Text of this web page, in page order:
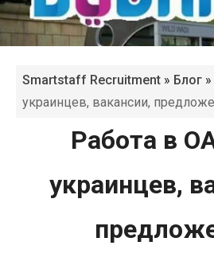
Smartstaff Recruitment » Блог »
украинцев, вакансии,
Работа в
украинцев,